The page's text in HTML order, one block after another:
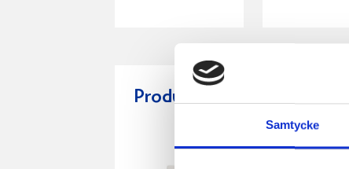
Samtycke
Produkter i receptet: